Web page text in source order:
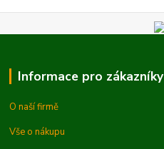
Informace pro zákazníky
O naší firmě
Vše o nákupu